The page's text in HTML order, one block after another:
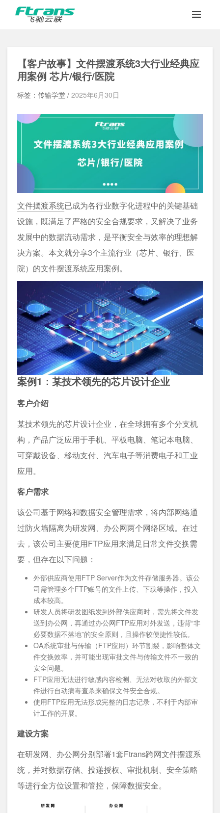
【客户故事】文件摆渡系统3大行业经典应
用案例 芯片/银行/医院
标签：传输学堂 / 2025年6月30日
文件摆渡系统已成为各行业数字化进程中的关键基础
设施，既满足了严格的安全合规要求，又解决了业务
发展中的数据流动需求，是平衡安全与效率的理想解
决方案。本文就分享3个主流行业（芯片、银行、医
院）的文件摆渡系统应用案例。
案例1：某技术领先的芯片设计企业
客户介绍
某技术领先的芯片设计企业，在全球拥有多个分支机
构，产品广泛应用于手机、平板电脑、笔记本电脑、
可穿戴设备、移动支付、汽车电子等消费电子和工业
应用。
客户需求
该公司基于网络和数据安全管理需求，将内部网络通
过防火墙隔离为研发网、办公网两个网络区域。在过
去，该公司主要使用FTP应用来满足日常文件交换需
要，但存在以下问题：
外部供应商使用FTP Server作为文件存储服务器。该公
司需管理多个FTP账号的文件上传、下载等操作，投入
成本较高。
研发人员将研发图纸发到外部供应商时，需先将文件发
送到办公网，再通过办公网FTP应用对外发送，违背“非
必要数据不落地”的安全原则，且操作较便捷性较低。
OA系统审批与传输（FTP应用）环节割裂，影响整体文
件交换效率，并可能出现审批文件与传输文件不一致的
安全问题。
FTP应用无法进行敏感内容检测、无法对收取的外部文
件进行自动病毒查杀来确保文件安全合规。
使用FTP应用无法形成完整的日志记录，不利于内部审
计工作的开展。
建设方案
在研发网、办公网分别部署1套Ftrans跨网文件摆渡系
统，并对数据存储、投递授权、审批机制、安全策略
等进行全方位设置和管控，保障数据安全。